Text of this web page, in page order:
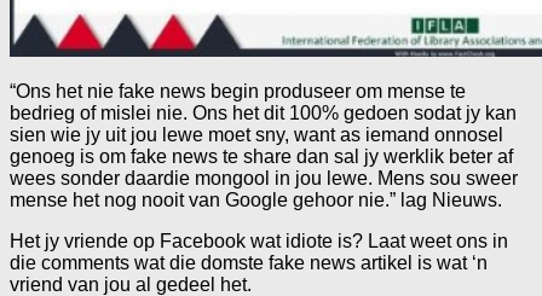
“Ons het nie fake news begin produseer om mense te
bedrieg of mislei nie. Ons het dit 100% gedoen sodat jy kan
sien wie jy uit jou lewe moet sny, want as iemand onnosel
genoeg is om fake news te share dan sal jy werklik beter af
wees sonder daardie mongool in jou lewe. Mens sou sweer
mense het nog nooit van Google gehoor nie.” lag Nieuws.
Het jy vriende op Facebook wat idiote is? Laat weet ons in
die comments wat die domste fake news artikel is wat ‘n
vriend van jou al gedeel het.